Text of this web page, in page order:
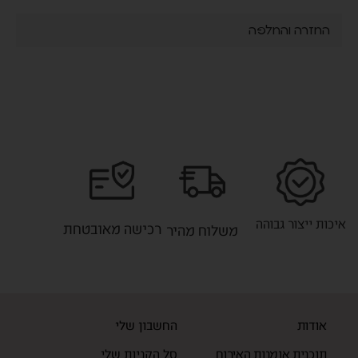
החזרה והחלפה
איכות ייצור גבוהה משלוח מהיר רכישה מאובטחת
אודות
החשבון שלי